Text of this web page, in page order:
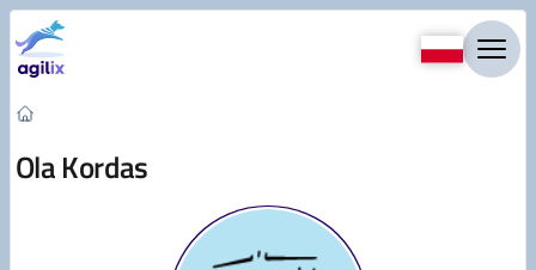
Przejdź do treści
Ola Kordas